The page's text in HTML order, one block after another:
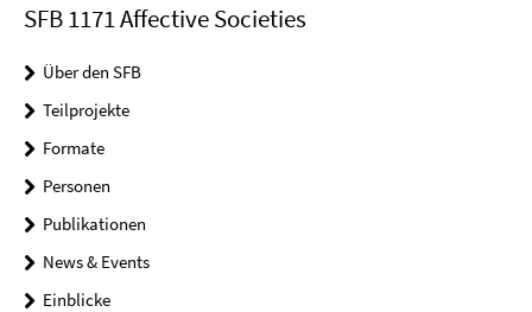
SFB 1171 Affective Societies
Über den SFB
Teilprojekte
Formate
Personen
Publikationen
News & Events
Einblicke